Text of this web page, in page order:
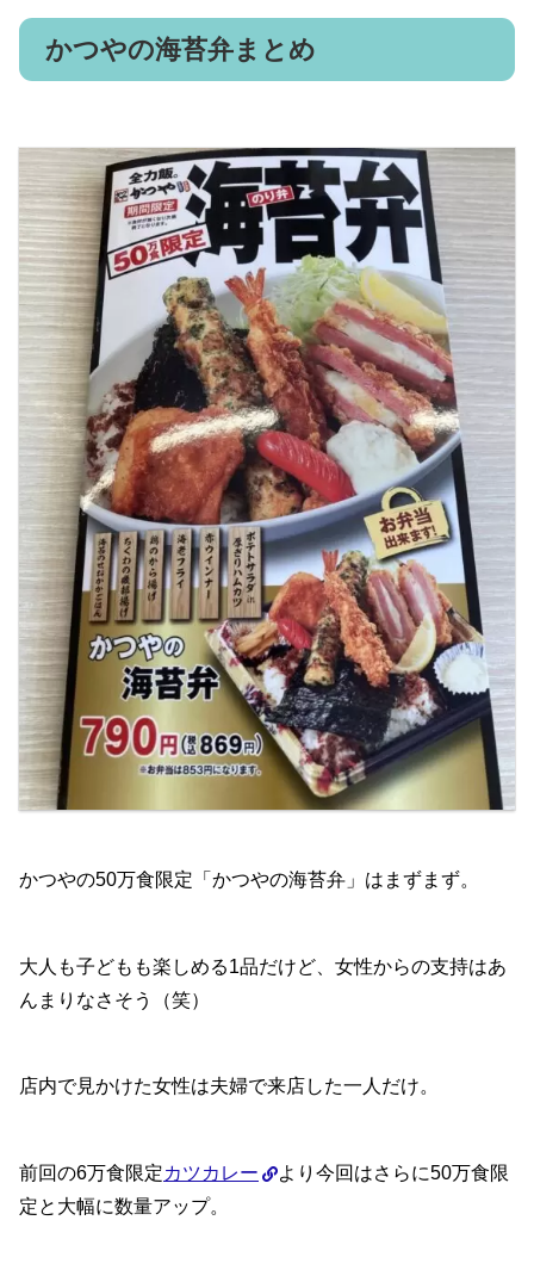
かつやの海苔弁まとめ
かつやの50万食限定「かつやの海苔弁」はまずまず。
大人も子どもも楽しめる1品だけど、女性からの支持はあ
んまりなさそう（笑）
店内で見かけた女性は夫婦で来店した一人だけ。
前回の6万食限定カツカレー
より今回はさらに50万食限
定と大幅に数量アップ。